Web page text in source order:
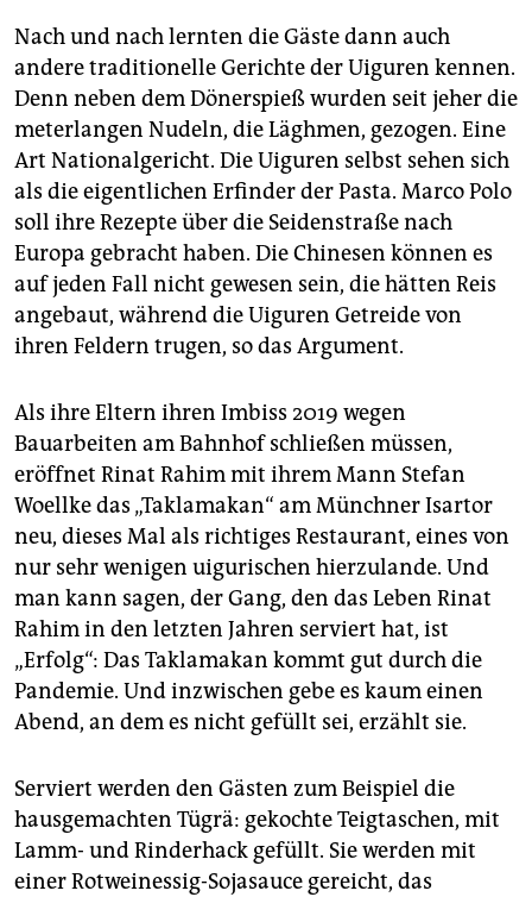
Nach und nach lernten die Gäste dann auch
andere traditionelle Gerichte der Uiguren kennen.
Denn neben dem Dönerspieß wurden seit jeher die
meterlangen Nudeln, die ­Läghmen, gezogen. Eine
Art Nationalgericht. Die Uiguren selbst sehen sich
als die eigentlichen Erfinder der Pasta. Marco Polo
soll ihre Rezepte über die Seidenstraße nach
Europa gebracht haben. Die Chinesen können es
auf jeden Fall nicht gewesen sein, die hätten Reis
angebaut, während die Uiguren Getreide von
ihren Feldern trugen, so das Argument.
Als ihre Eltern ihren Imbiss 2019 wegen
Bauarbeiten am Bahnhof schließen müssen,
eröffnet Rinat Rahim mit ihrem Mann Stefan
Woellke das „Taklamakan“ am Münchner Isartor
neu, dieses Mal als richtiges Restaurant, eines von
nur sehr wenigen uigurischen hierzulande. Und
man kann sagen, der Gang, den das Leben Rinat
Rahim in den letzten Jahren serviert hat, ist
„Erfolg“: Das Taklamakan kommt gut durch die
Pandemie. Und inzwischen gebe es kaum einen
Abend, an dem es nicht gefüllt sei, erzählt sie.
Serviert werden den Gästen zum Beispiel die
hausgemachten Tügrä: gekochte Teigtaschen, mit
Lamm- und Rinderhack gefüllt. Sie werden mit
einer Rotweinessig-Sojasauce gereicht, das